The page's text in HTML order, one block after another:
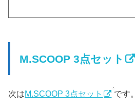
M.SCOOP 3点セット
次はM.SCOOP 3点セット です。